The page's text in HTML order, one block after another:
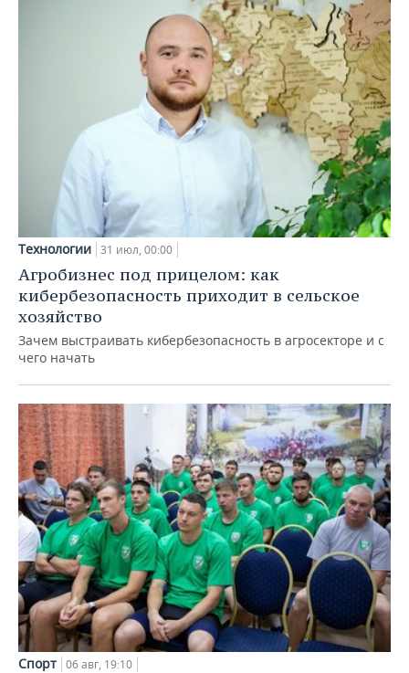
Технологии 31 июл, 00:00
Агробизнес под прицелом: как
кибербезопасность приходит в сельское
хозяйство
Зачем выстраивать кибербезопасность в агросекторе и с
чего начать
Спорт 06 авг, 19:10